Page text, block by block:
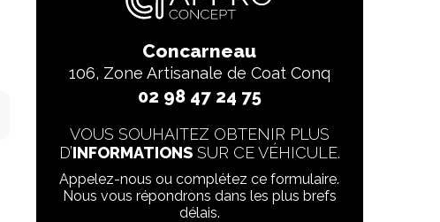
Concarneau
106, Zone Artisanale de Coat Conq
02 98 47 24 75
VOUS SOUHAITEZ OBTENIR PLUS
D’INFORMATIONSSUR CE VÉHICULE.
Appelez-nous ou complétez ce formulaire.
Nous vous répondrons dans les plus brefs
délais.